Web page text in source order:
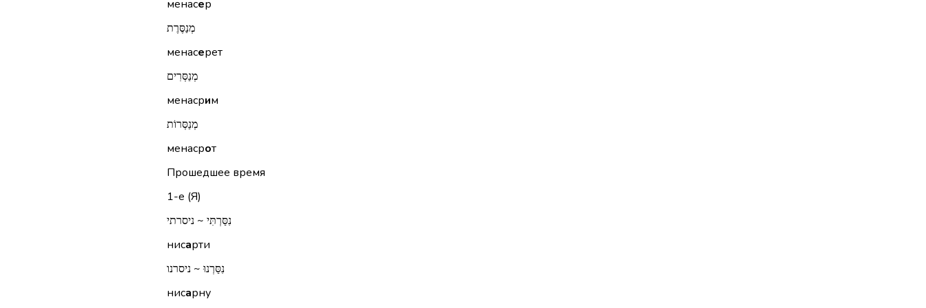
менасер
מְנַסֶּרֶת
менасерет
מְנַסְּרִים
менасрим
מְנַסְּרוֹת
менасрот
Прошедшее время
1-е (Я)
נִסַּרְתִּי ~ ניסרתי
нисарти
נִסַּרְנוּ ~ ניסרנו
нисарну